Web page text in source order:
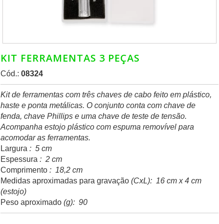
KIT FERRAMENTAS 3 PEÇAS
Cód.: 08324
Kit de ferramentas com três chaves de cabo feito em plástico,
haste e ponta metálicas. O conjunto conta com chave de
fenda, chave Phillips e uma chave de teste de tensão.
Acompanha estojo plástico com espuma removível para
acomodar as ferramentas.
Largura : 5 cm
Espessura : 2 cm
Comprimento : 18,2 cm
Medidas aproximadas para gravação (CxL): 16 cm x 4 cm
(estojo)
Peso aproximado (g): 90